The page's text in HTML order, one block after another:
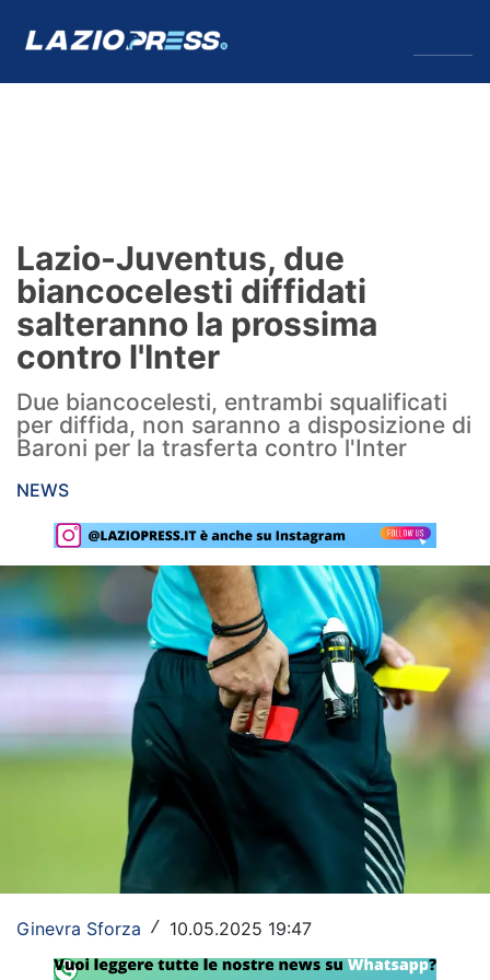
Formello
Infortuni
Primavera
Calciomercato
Rassegna Lazio
Social
Calcio
Serie A
Champions League
Europa League
Formula 1
Vela
Lazio-Juventus, due
biancocelesti diffidati
salteranno la prossima
contro l'Inter
Due biancocelesti, entrambi squalificati
per diffida, non saranno a disposizione di
Baroni per la trasferta contro l'Inter
NEWS
Ginevra Sforza / 10.05.2025 19:47